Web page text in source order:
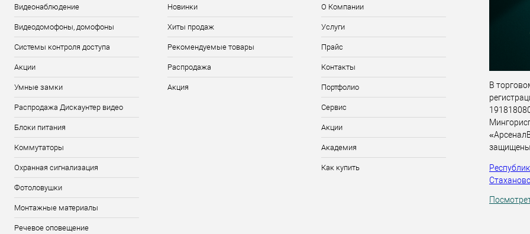
Видеонаблюдение
Видеодомофоны, домофоны
Системы контроля доступа
Акции
Умные замки
Распродажа Дискаунтер видео
Блоки питания
Коммутаторы
Охранная сигнализация
Фотоловушки
Монтажные материалы
Речевое оповещение
Новинки
Хиты продаж
Рекомендуемые товары
Распродажа
Акция
О Компании
Услуги
Прайс
Контакты
Портфолио
Сервис
Акции
Академия
Как купить
В
защищены.